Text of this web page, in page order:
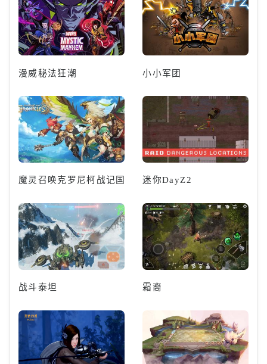
漫威秘法狂潮 小小军团
魔灵召唤克罗尼柯战记国际服迷你DayZ2
战斗泰坦 霜裔